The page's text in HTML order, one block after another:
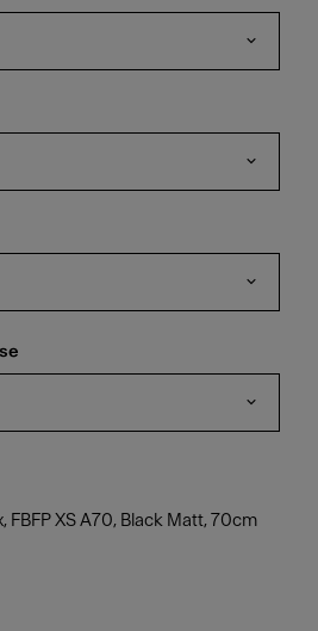
FBFP XS A70, Black Matt, 70cm